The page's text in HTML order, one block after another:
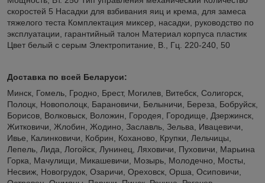
скоростей 5 Насадки для взбивания яиц и крема, для замеса
тяжелого теста Комплектация миксер, насадки, руководство по
эксплуатации, гарантийный талон Материал корпуса пластик
Цвет белый с серым Электропитание, В., Гц. 220-240, 50
Доставка по всей Беларуси:
Минск, Гомель, Гродно, Брест, Могилев, Витебск, Солигорск,
Полоцк, Новополоцк, Барановичи, Белыничи, Береза, Бобруйск,
Борисов, Волковыск, Воложин, Городея, Городище, Дзержинск,
Житковичи, Жлобин, Жодино, Заславль, Зельва, Ивацевичи,
Ивье, Калинковичи, Кобрин, Коханово, Крупки, Лельчицы,
Лепель, Лида, Логойск, Лунинец, Ляховичи, Пуховичи, Марьина
Горка, Мачулищи, Микашевичи, Мозырь, Молодечно, Мосты,
Несвиж, Новогрудок, Озаричи, Ореховск, Орша, Осиповичи,